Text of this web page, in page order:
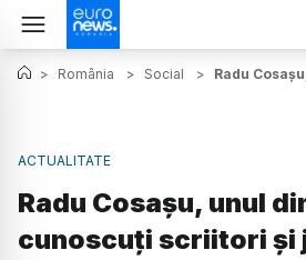
> România > Social > Radu
ACTUALITATE
Radu Cosașu, unul
cunoscuți scriitori și